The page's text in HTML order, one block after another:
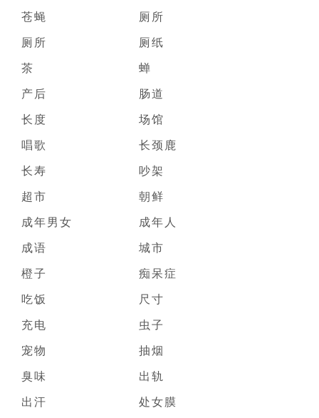
苍蝇
厕所
厕所
厕纸
茶
蝉
产后
肠道
长度
场馆
唱歌
长颈鹿
长寿
吵架
超市
朝鲜
成年男女
成年人
成语
城市
橙子
痴呆症
吃饭
尺寸
充电
虫子
宠物
抽烟
臭味
出轨
出汗
处女膜